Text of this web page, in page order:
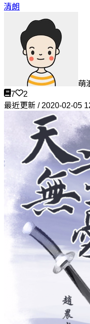
清朗
萌
7
2
最近更新 / 2020-02-05